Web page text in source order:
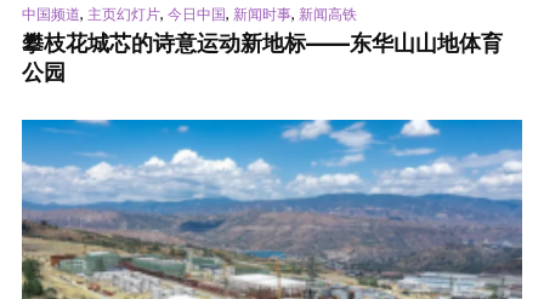
中国频道, 主页幻灯片, 今日中国, 新闻时事, 新闻高铁
攀枝花城芯的诗意运动新地标——东华山山地体育
公园